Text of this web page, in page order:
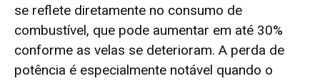
se reflete diretamente no consumo de
combustível, que pode aumentar em até 30%
conforme as velas se deterioram. A perda de
potência é especialmente notável quando o